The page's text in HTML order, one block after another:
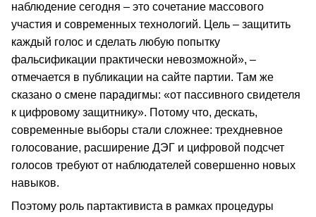
наблюдение сегодня – это сочетание массового
участия и современных технологий. Цель – защитить
каждый голос и сделать любую попытку
фальсификации практически невозможной», –
отмечается в публикации на сайте партии. Там же
сказано о смене парадигмы: «от пассивного свидетеля
к цифровому защитнику». Потому что, дескать,
современные выборы стали сложнее: трехдневное
голосование, расширение ДЭГ и цифровой подсчет
голосов требуют от наблюдателей совершенно новых
навыков.
Поэтому роль партактивиста в рамках процедуры